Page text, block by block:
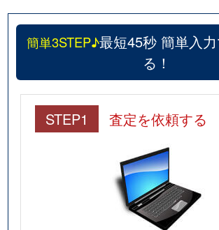
簡単3STEP♪最短45秒 簡単入
る！
STEP1 査定を依頼する